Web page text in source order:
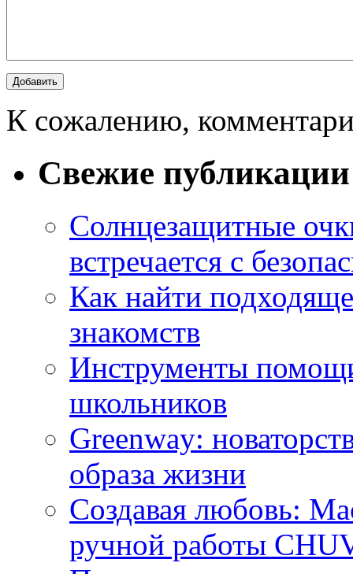
К сожалению,
Свежие публикации
Солнцезащитные
встречается с
Как найти
знакомств
Инструменты
школьников
Greenway:
образа жизни
Создавая любовь:
ручной работы